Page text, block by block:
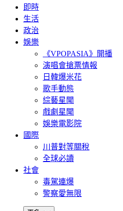
即時
生活
政治
娛樂
《VPOPASIA》開播
演唱會搶票情報
日韓爆米花
歌手動態
綜藝星聞
戲劇星聞
娛樂電影院
國際
川普對等關稅
全球必讀
社會
毒駕連爆
警察愛無限